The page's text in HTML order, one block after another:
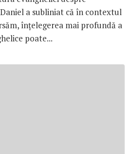
a subliniat că în contextul
înţelegerea mai profundă a
poate...